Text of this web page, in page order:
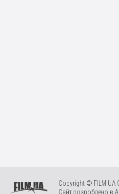
Copyright © FILM.UA
Сайт розроблено в